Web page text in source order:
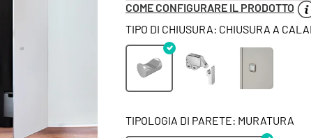
COME CONFIGURARE IL PRODOTTO
TIPO DI CHIUSURA: CHIUSURA A
TIPOLOGIA DI PARETE: MURATURA